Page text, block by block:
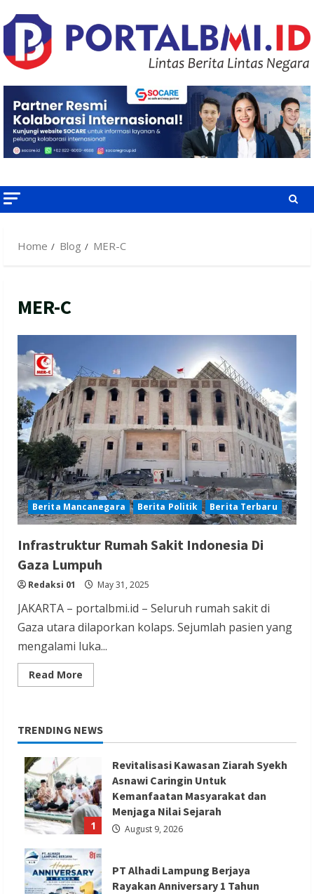
to
content
Home Blog MER-C
MER-C
Berita Mancanegara Berita Politik Berita Terbaru
Infrastruktur Rumah Sakit Indonesia Di
Gaza Lumpuh
Redaksi 01 May 31, 2025
JAKARTA – portalbmi.id – Seluruh rumah sakit di
Gaza utara dilaporkan kolaps. Sejumlah pasien yang
mengalami luka...
Read More
more
Indonesia
Di
Lumpuh
TRENDING NEWS
1
Revitalisasi Kawasan Ziarah Syekh
Asnawi Caringin Untuk
Kemanfaatan Masyarakat dan
Menjaga Nilai Sejarah
August 9, 2026
PT Alhadi Lampung Berjaya
Rayakan Anniversary 1 Tahun